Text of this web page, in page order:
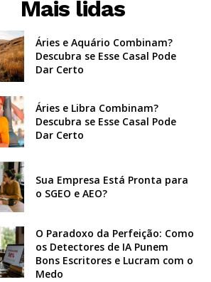
Mais lidas
Áries e Aquário Combinam?
Descubra se Esse Casal Pode
Dar Certo
Áries e Libra Combinam?
Descubra se Esse Casal Pode
Dar Certo
Sua Empresa Está Pronta para
o SGEO e AEO?
O Paradoxo da Perfeição: Como
os Detectores de IA Punem
Bons Escritores e Lucram com o
Medo